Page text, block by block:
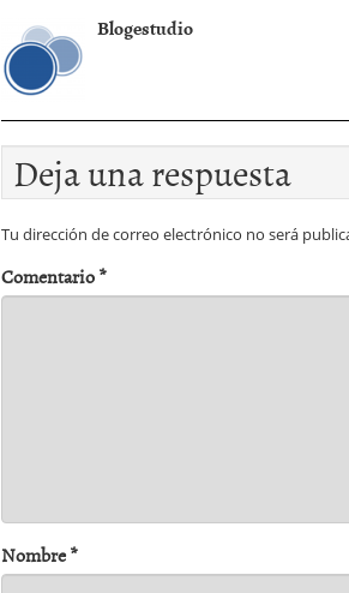
Blogestudio
Deja una respuesta
Tu dirección de correo electrónico no será
Comentario*
Nombre*